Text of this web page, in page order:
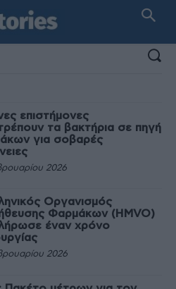
ΑΝΑΖΗΤΗΣΗΣ:
επιστήμονες
τα βακτήρια σε πηγή
για σοβαρές
2026
Οργανισμός
Φαρμάκων (HMVO)
έναν χρόνο
2026